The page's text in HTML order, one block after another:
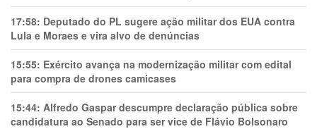
17:58: Deputado do PL sugere ação militar dos EUA contra
Lula e Moraes e vira alvo de denúncias
15:55: Exército avança na modernização militar com edital
para compra de drones camicases
15:44: Alfredo Gaspar descumpre declaração pública sobre
candidatura ao Senado para ser vice de Flávio Bolsonaro